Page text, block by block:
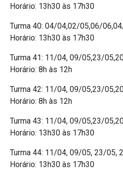
Horário: 13h30 às 17h30
Turma 40: 04/04,02/05,06/
Horário: 13h30 às 17h30
Turma 41: 11/04, 09/05,23/
Horário: 8h às 12h
Turma 42: 11/04, 09/05,23/
Horário: 8h às 12h
Turma 43: 11/04, 09/05,23/
Horário: 13h30 às 17h30
Turma 44: 11/04, 09/05, 23/05,
Horário: 13h30 às 17h30